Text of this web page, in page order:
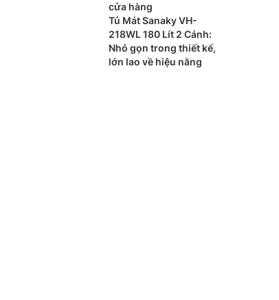
cửa hàng
Tủ Mát Sanaky VH-
218WL 180 Lít 2 Cánh:
Nhỏ gọn trong thiết kế,
lớn lao về hiệu năng